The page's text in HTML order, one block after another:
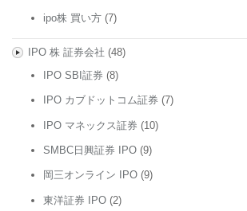
ipo株 買い方 (7)
IPO 株 証券会社 (48)
IPO SBI証券 (8)
IPO カブドットコム証券 (7)
IPO マネックス証券 (10)
SMBC日興証券 IPO (9)
岡三オンライン IPO (9)
東洋証券 IPO (2)